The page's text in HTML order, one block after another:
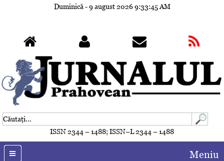
Duminică - 9 august 20269:33:47 AM
ISSN 2344 – 1488; ISSN–L 2344 – 1488
Meniu